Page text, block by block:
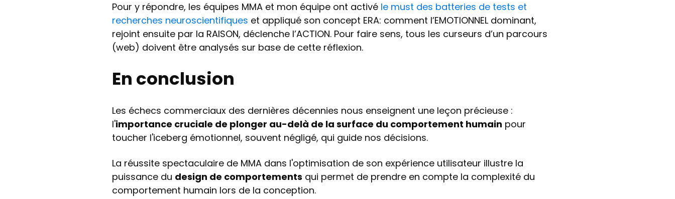
Pour y répondre, les équipes MMA et mon équipe ont activé le must des batteries de tests et
recherches neuroscientifiques et appliqué son concept ERA: comment l’EMOTIONNEL dominant,
rejoint ensuite par la RAISON, déclenche l’ACTION. Pour faire sens, tous les curseurs d’un parcours
(web) doivent être analysés sur base de cette réflexion.
En conclusion
Les échecs commerciaux des dernières décennies nous enseignent une leçon précieuse :
l'importance cruciale de plonger au-delà de la surface du comportement humain pour
toucher l'iceberg émotionnel, souvent négligé, qui guide nos décisions.
La réussite spectaculaire de MMA dans l'optimisation de son expérience utilisateur illustre la
puissance du design de comportements qui permet de prendre en compte la complexité du
comportement humain lors de la conception.